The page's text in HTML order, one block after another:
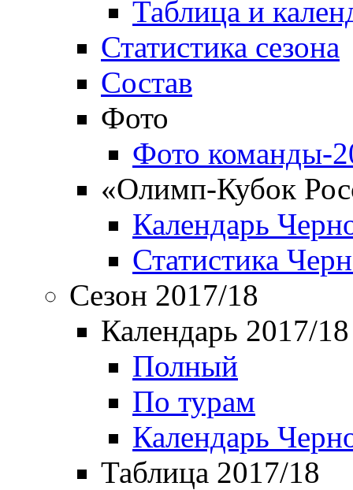
Таблица и
Статистика сезона
Состав
Фото
Фото команды-
«Олимп-Кубок
Календарь
Статистика
Сезон 2017/18
Календарь 2017/18
Полный
По турам
Календарь
Таблица 2017/18